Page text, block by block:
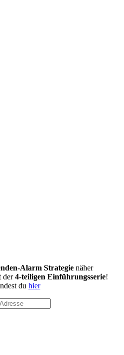
Alarm Strategie näher
der4-teiligen Einführungsserie!
du hier